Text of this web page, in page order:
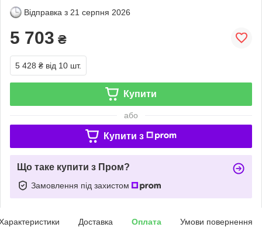
Відправка з 21 серпня 2026
5 703 ₴
5 428 ₴ від 10 шт.
Купити
або
Купити з
Що таке купити з Пром?
Замовлення під захистом
Доставка Оплата Умови повернення